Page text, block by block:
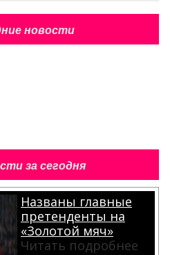
новости
за сегодня
Названы главные
претенденты на
«Золотой мяч»
Читать подробнее